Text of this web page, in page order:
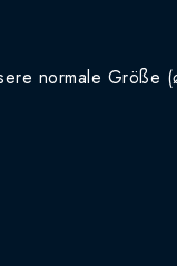
normale Größe